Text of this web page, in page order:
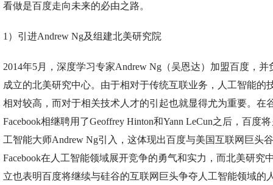
看做是百度走向未来的必由之路。
1）引进Andrew Ng及组建北美研究院
2014年5月，深度学习专家Andrew Ng（吴恩达）加盟百度，并
成立的北美研究中心。由于相对于传统互联业务，人工智能的
相对较高，而对于相关技术人才的引起也就显得尤为重要。在
Facebook相继聘用了Geoffrey Hinton和Yann LeCun之后，百度
工智能大师Andrew Ng引入，这体现出百度与美国互联网巨头
Facebook在人工智能领域展开竞争的勇气和实力，而北美研究
立也表明百度将继续与硅谷的互联网巨头争夺人工智能领域的